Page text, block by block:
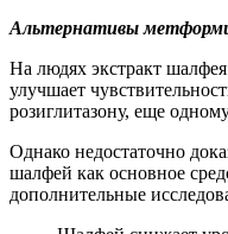
Альтернативы
На людях экстракт
улучшает
розиглитазону, еще
Однако недостаточно
шалфей как основное
дополнительные